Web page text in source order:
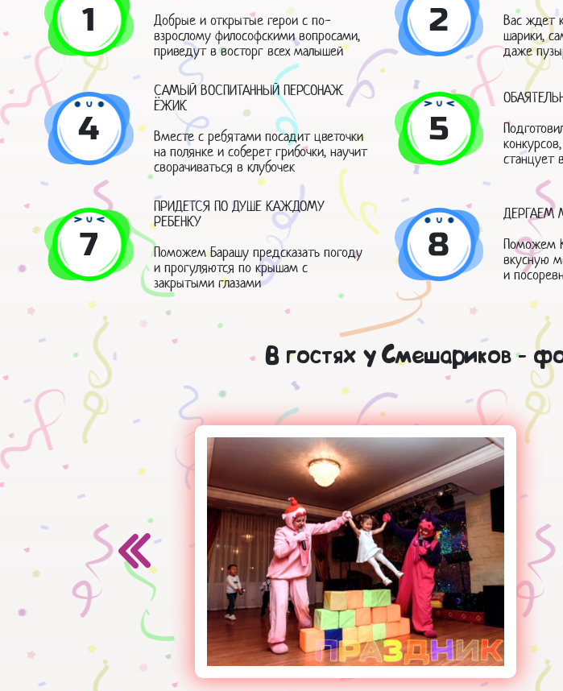
1
Добрые и открытые герои с по-
взрослому философскими вопросами,
приведут в восторг всех малышей
2
Вас ждет
шарики,
даже
4
САМЫЙ ВОСПИТАННЫЙ ПЕРСОНАЖ
ЁЖИК
Вместе с ребятами посадит цветочки
на полянке и соберет грибочки, научит
сворачиваться в клубочек
5
станцует
7
ПРИДЕТСЯ ПО ДУШЕ КАЖДОМУ
РЕБЕНКУ
Поможем Барашу предсказать погоду
и прогуляются по крышам с
закрытыми глазами
8
ДЕРГАЕМ
Поможем
вкусную
и
В гостях у Смешариков -